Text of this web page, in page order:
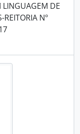
LINGUAGEM DE
REITORIA Nº